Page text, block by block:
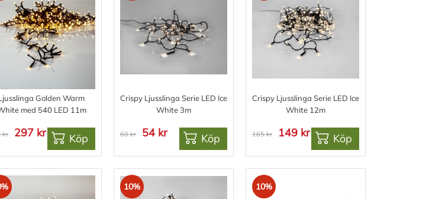
Golden Warm
med 540 LED 11m
kr 297 kr Köp
Crispy Ljusslinga Serie LED Ice
White 3m
60 kr 54 kr Köp
Crispy Ljusslinga Serie LED Ice
White 12m
165 kr 149 kr Köp
10% 10%